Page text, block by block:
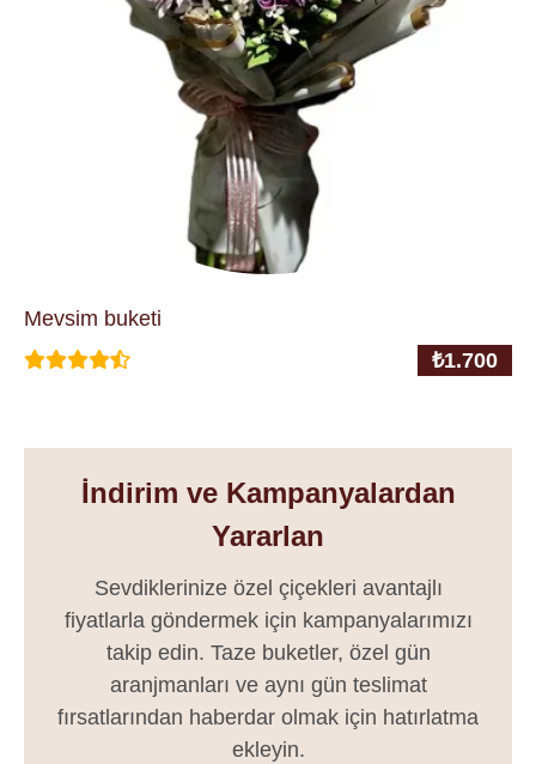
Mevsim buketi
₺1.700
İndirim ve Kampanyalardan
Yararlan
Sevdiklerinize özel çiçekleri avantajlı
fiyatlarla göndermek için kampanyalarımızı
takip edin. Taze buketler, özel gün
aranjmanları ve aynı gün teslimat
fırsatlarından haberdar olmak için hatırlatma
ekleyin.